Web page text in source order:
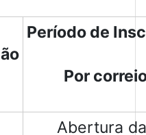
Período de
Por
Abertura